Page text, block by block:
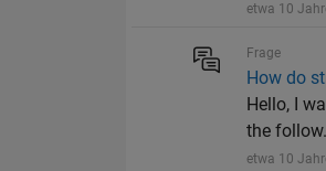
etwa 10
Frage
How do
Hello, I
the
etwa 10